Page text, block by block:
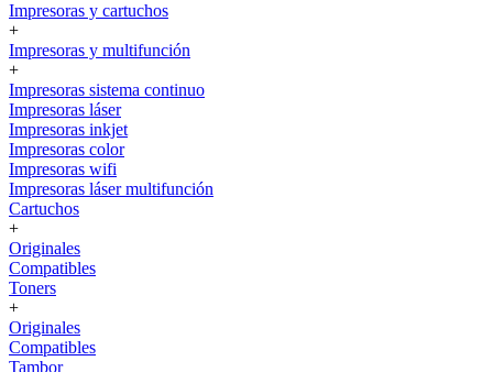
Impresoras y cartuchos
+
Impresoras y multifunción
+
Impresoras sistema continuo
Impresoras láser
Impresoras inkjet
Impresoras color
Impresoras wifi
Impresoras láser multifunción
Cartuchos
+
Originales
Compatibles
Toners
+
Originales
Compatibles
Tambor